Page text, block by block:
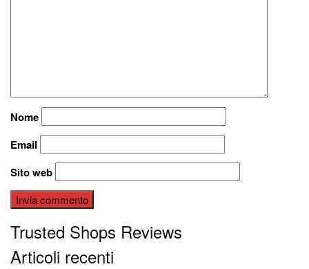
Nome
Email
Sito web
Trusted Shops Reviews
Articoli recenti